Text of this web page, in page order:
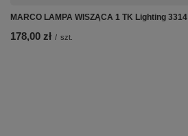
MARCO LAMPA WISZĄCA 1 TK Lighting 3314
178,00 zł / szt.